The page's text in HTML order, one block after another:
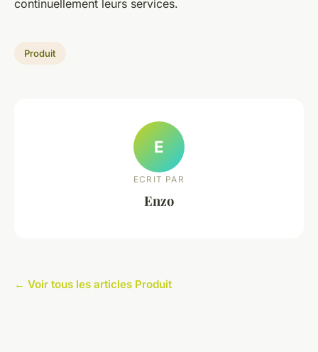
continuellement leurs services.
Produit
E
ECRIT PAR
Enzo
← Voir tous les articles Produit